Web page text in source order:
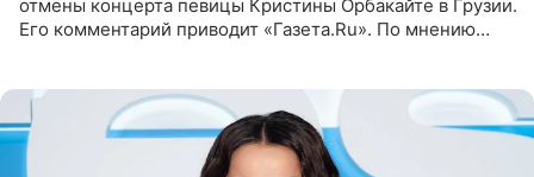
отмены концерта певицы Кристины Орбакайте в Грузии.
Его комментарий приводит «Газета.Ru». По мнению